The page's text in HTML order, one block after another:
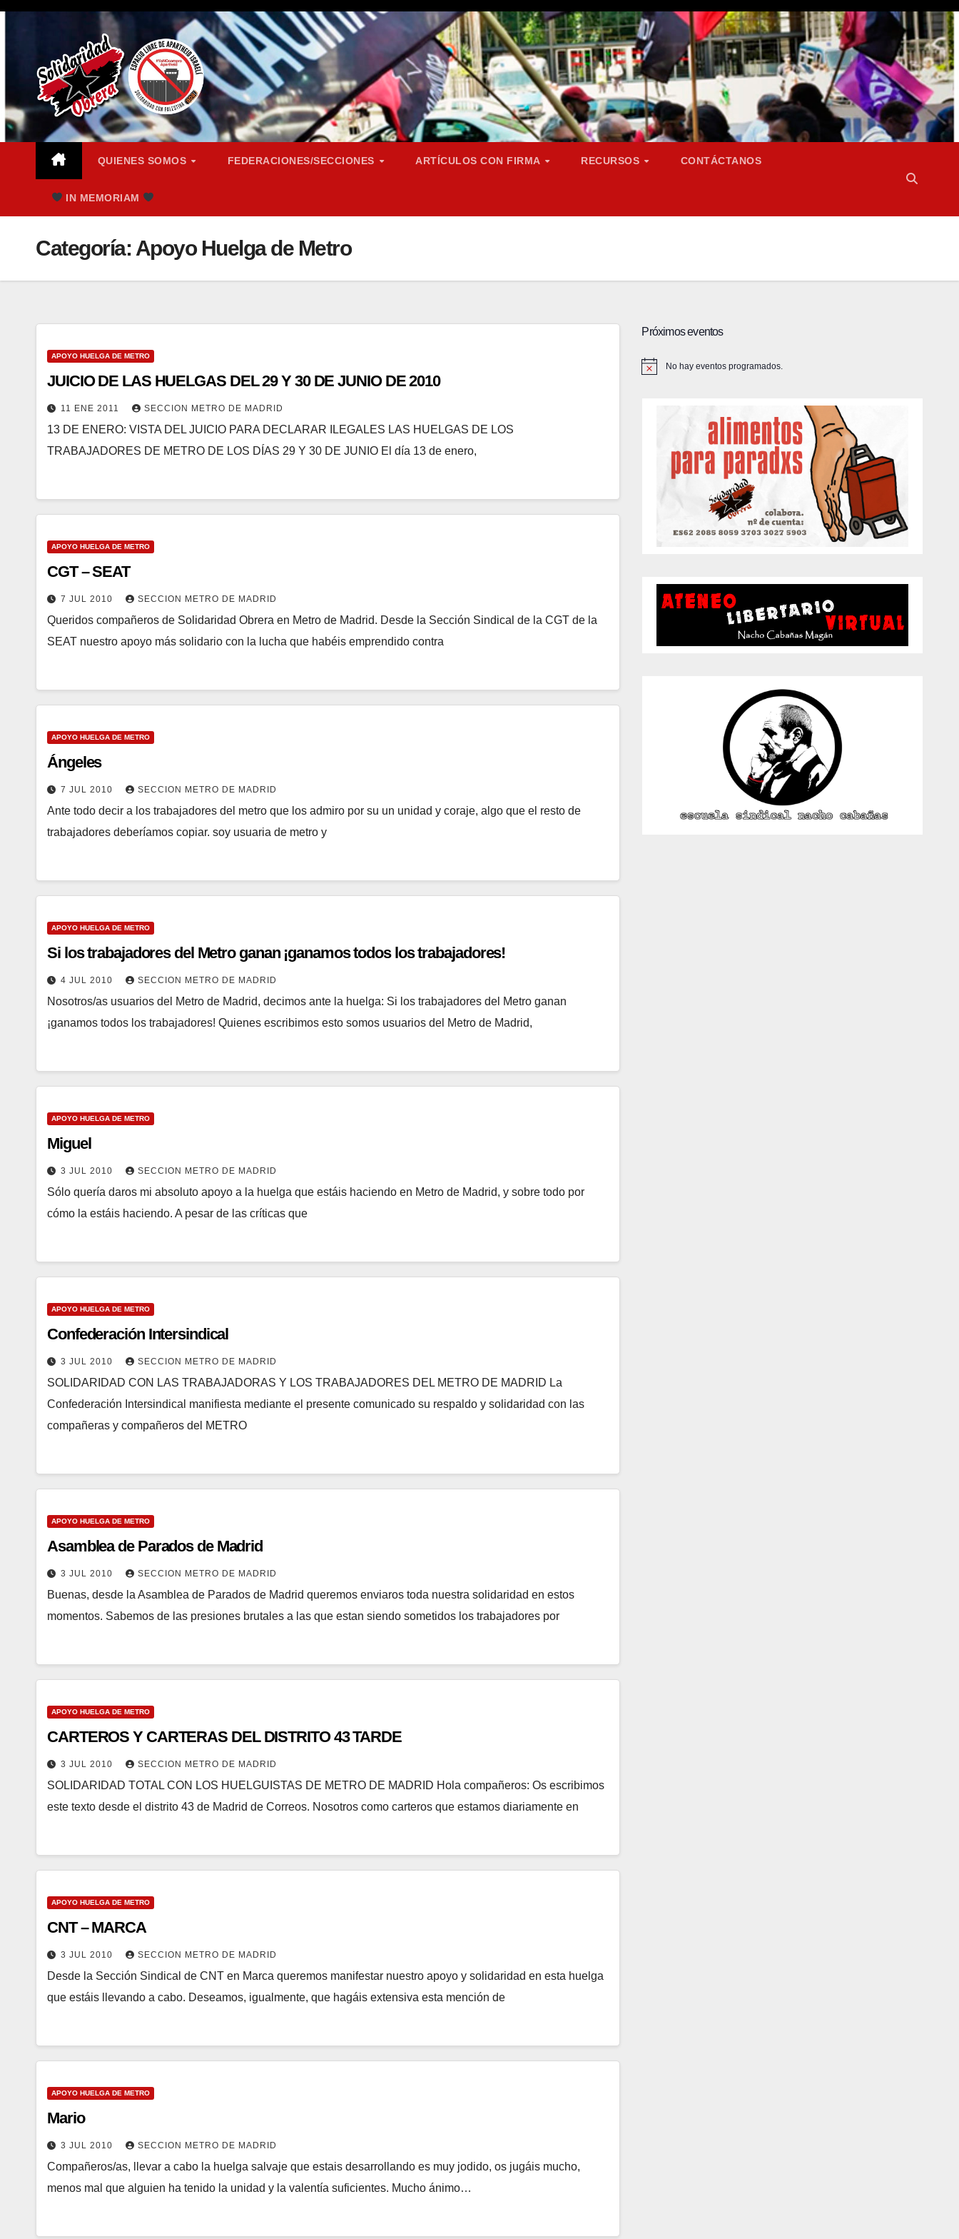
Saltar
QUIENES SOMOS FEDERACIONES/SECCIONES ARTÍCULOS CON FIRMA RECURSOS CONTÁCTANOS
IN MEMORIAM
Categoría: Apoyo Huelga de Metro
APOYO HUELGA DE METRO
JUICIO DE LAS HUELGAS DEL 29 Y 30 DE JUNIO DE 2010
11 ENE 2011 SECCION METRO DE MADRID
13 DE ENERO: VISTA DEL JUICIO PARA DECLARAR ILEGALES LAS HUELGAS DE LOS
TRABAJADORES DE METRO DE LOS DÍAS 29 Y 30 DE JUNIO El día 13 de enero,
APOYO HUELGA DE METRO
CGT – SEAT
7 JUL 2010 SECCION METRO DE MADRID
Queridos compañeros de Solidaridad Obrera en Metro de Madrid. Desde la Sección Sindical de la CGT de la
SEAT nuestro apoyo más solidario con la lucha que habéis emprendido contra
APOYO HUELGA DE METRO
Ángeles
7 JUL 2010 SECCION METRO DE MADRID
Ante todo decir a los trabajadores del metro que los admiro por su un unidad y coraje, algo que el resto de
trabajadores deberíamos copiar. soy usuaria de metro y
APOYO HUELGA DE METRO
Si los trabajadores del Metro ganan ¡ganamos todos los trabajadores!
4 JUL 2010 SECCION METRO DE MADRID
Nosotros/as usuarios del Metro de Madrid, decimos ante la huelga: Si los trabajadores del Metro ganan
¡ganamos todos los trabajadores! Quienes escribimos esto somos usuarios del Metro de Madrid,
APOYO HUELGA DE METRO
Miguel
3 JUL 2010 SECCION METRO DE MADRID
Sólo quería daros mi absoluto apoyo a la huelga que estáis haciendo en Metro de Madrid, y sobre todo por
cómo la estáis haciendo. A pesar de las críticas que
APOYO HUELGA DE METRO
Confederación Intersindical
3 JUL 2010 SECCION METRO DE MADRID
SOLIDARIDAD CON LAS TRABAJADORAS Y LOS TRABAJADORES DEL METRO DE MADRID La
Confederación Intersindical manifiesta mediante el presente comunicado su respaldo y solidaridad con las
compañeras y compañeros del METRO
APOYO HUELGA DE METRO
Asamblea de Parados de Madrid
3 JUL 2010 SECCION METRO DE MADRID
Buenas, desde la Asamblea de Parados de Madrid queremos enviaros toda nuestra solidaridad en estos
momentos. Sabemos de las presiones brutales a las que estan siendo sometidos los trabajadores por
APOYO HUELGA DE METRO
CARTEROS Y CARTERAS DEL DISTRITO 43 TARDE
3 JUL 2010 SECCION METRO DE MADRID
SOLIDARIDAD TOTAL CON LOS HUELGUISTAS DE METRO DE MADRID Hola compañeros: Os escribimos
este texto desde el distrito 43 de Madrid de Correos. Nosotros como carteros que estamos diariamente en
APOYO HUELGA DE METRO
CNT – MARCA
3 JUL 2010 SECCION METRO DE MADRID
Desde la Sección Sindical de CNT en Marca queremos manifestar nuestro apoyo y solidaridad en esta huelga
que estáis llevando a cabo. Deseamos, igualmente, que hagáis extensiva esta mención de
APOYO HUELGA DE METRO
Mario
3 JUL 2010 SECCION METRO DE MADRID
Compañeros/as, llevar a cabo la huelga salvaje que estais desarrollando es muy jodido, os jugáis mucho,
menos mal que alguien ha tenido la unidad y la valentía suficientes. Mucho ánimo…
Próximos eventos
A
No hay eventos programados.